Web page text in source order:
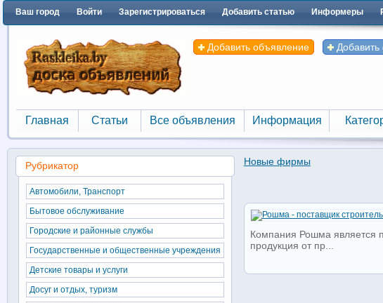
Ваш город Войти Зарегистрироваться Добавить статью Информеры
Добавить объявление
Главная
Главная
Статьи
Статьи
Все объявления
Все объявления
Информация
Новые фирмы
Компания Рошма является
продукция от пр...
Рубрикатор
Автомобили, Транспорт
Бытовое обслуживание
Городские и районные службы
Государственные и общественные учреждения
Детские товары и услуги
Досуг и отдых, туризм